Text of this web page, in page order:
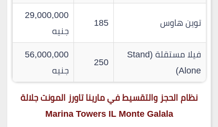
توين هاوس
185
29,000,000
جنيه
فيلا مستقلة (Stand
Alone)
250
56,000,000
جنيه
نظام الحجز والتقسيط في مارينا تاورز المونت جلالة
Marina Towers IL Monte Galala